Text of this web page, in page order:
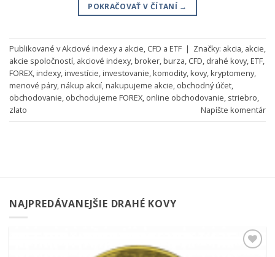
POKRAČOVAŤ V ČÍTANÍ →
Publikované vAkciové indexy a akcie, CFD a ETF | Značky: akcia, akcie,
akcie spoločností, akciové indexy,broker,burza, CFD, drahé kovy,ETF,
FOREX,indexy,investície,investovanie,komodity,kovy,kryptomeny,
menové páry,nákup akcií,nakupujeme akcie, obchodný účet,
obchodovanie, obchodujeme FOREX, online obchodovanie, striebro,
zlato
Napíšte komentár
NAJPREDÁVANEJŠIE DRAHÉ KOVY